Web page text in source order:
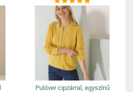
Pulóver cipzárral, egyszínű